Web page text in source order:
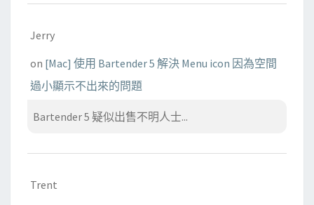
Jerry
on [Mac] 使用 Bartender 5 解決 Menu icon 因為空間
過小顯示不出來的問題
Bartender 5 疑似出售不明人士...
Trent